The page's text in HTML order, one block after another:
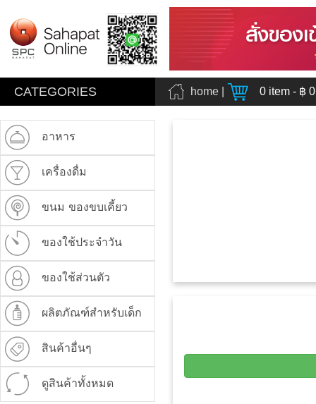
CATEGORIES home 0 item - ฿
อาหาร
เครื่องดื่ม
ขนม ของขบเคี้ยว
ของใช้ประจำวัน
ของใช้ส่วนตัว
ผลิตภัณฑ์สำหรับเด็ก
สินค้าอื่นๆ
ดูสินค้าทั้งหมด